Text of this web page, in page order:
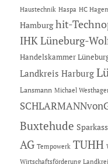
Haustechnik Haspa HC
Hamburg hit-
IHK Lüneburg-
Handelskammer
Landkreis Harburg
Lansmann Michael
Buxtehude
AG Tempowerk TUHH
Wirtschaftsförderung